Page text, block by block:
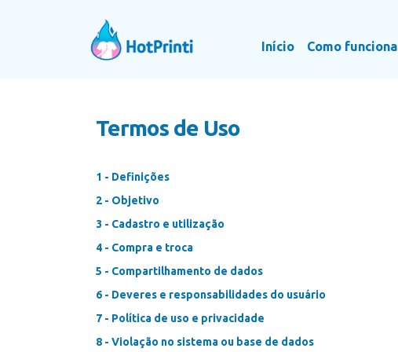
Início Como funciona
Termos de Uso
1 - Definições
2 - Objetivo
3 - Cadastro e utilização
4 - Compra e troca
5 - Compartilhamento de dados
6 - Deveres e responsabilidades do usuário
7 - Política de uso e privacidade
8 - Violação no sistema ou base de dados